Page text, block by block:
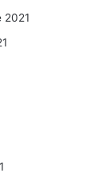
2021